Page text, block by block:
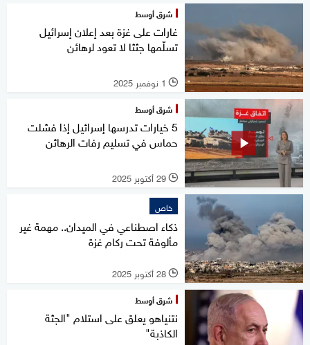
شرق أوسط
غارات على غزة بعد إعلان إسرائيل
تسلّمها جثثا لا تعود لرهائن
l 1 نوفمبر 2025
شرق أوسط
5 خيارات تدرسها إسرائيل إذا فشلت
حماس في تسليم رفات الرهائن
l 29 أكتوبر 2025
خاص
ذكاء اصطناعي في الميدان.. مهمة غير
مألوفة تحت ركام غزة
l 28 أكتوبر 2025
شرق أوسط
نتنياهو يعلق على استلام "الجثة
الكاذبة"